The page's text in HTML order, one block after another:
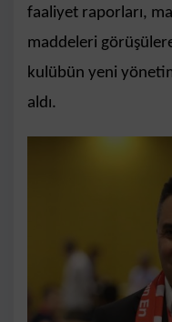
faaliyet raporları,
maddeleri
kulübün yeni
aldı.